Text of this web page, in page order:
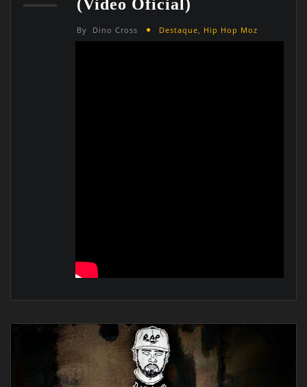
(Video Oficial)
By Dino Cross Destaque Hip Hop Moz